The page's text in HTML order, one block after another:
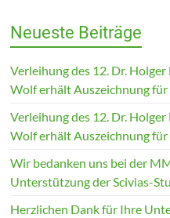
Neueste Beiträge
Verleihung des 12. Dr.
Wolf erhält Auszeichnung
Verleihung des 12. Dr.
Wolf erhält Auszeichnung
Wir bedanken uns bei der
Unterstützung der Scivias-
Herzlichen Dank für Ihre